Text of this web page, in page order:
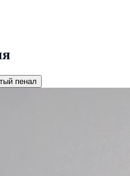
пенал